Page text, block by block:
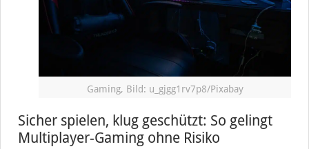
Gaming, Bild: u_gjgg1rv7p8/Pixabay
Sicher spielen, klug geschützt: So gelingt
Multiplayer-Gaming ohne Risiko